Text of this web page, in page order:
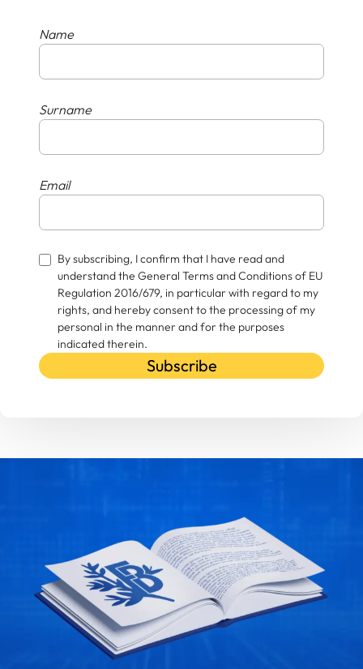
Name
Surname
Email
By subscribing, I confirm that I have read and
understand the General Terms and Conditions of EU
Regulation 2016/679, in particular with regard to my
rights, and hereby consent to the processing of my
personal in the manner and for the purposes
indicated therein.
Subscribe